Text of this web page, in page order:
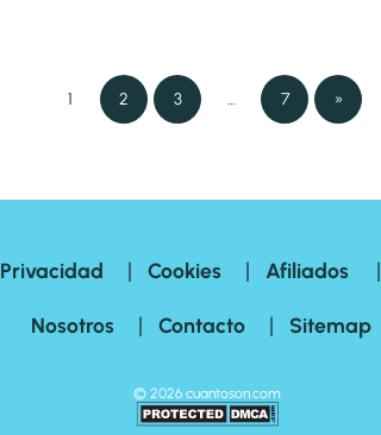
1 2 3 … 7 »
Privacidad | Cookies | Afiliados |
Nosotros | Contacto | Sitemap
© 2026 cuantoson.com